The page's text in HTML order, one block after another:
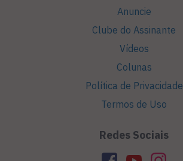
Anuncie
Clube do Assinante
Vídeos
Colunas
Política de Privacidade
Termos de Uso
Redes Sociais